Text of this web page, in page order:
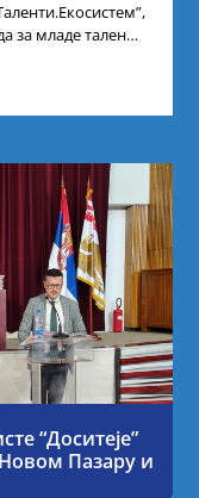
за младе таленте
“Доситеје”
Новом Пазару и